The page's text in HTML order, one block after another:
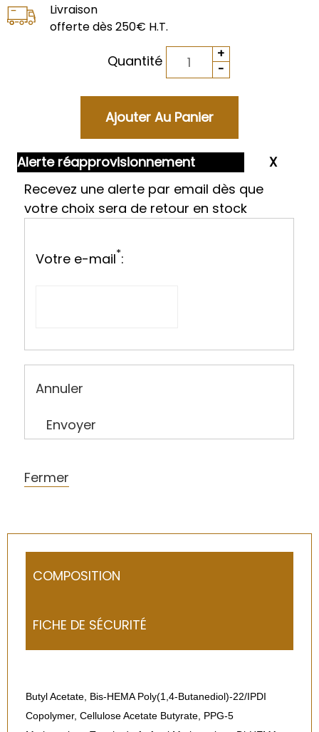
Livraison
offerte dès 250€ H.T.
Quantité
Alerte réapprovisionnement
Recevez une alerte par email dès que
votre choix sera de retour en stock
Votre e-mail*:
Annuler
Envoyer
Fermer
COMPOSITION
FICHE DE SÉCURITÉ
Butyl Acetate, Bis-HEMA Poly(1,4-Butanediol)-22/IPDI
Copolymer, Cellulose Acetate Butyrate, PPG-5